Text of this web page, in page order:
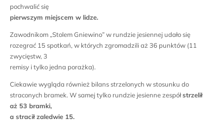
pochwalić się
pierwszym miejscem w lidze.
Zawodnikom „Stolem Gniewino” w rundzie jesiennej udało się
rozegrać 15 spotkań, w których zgromadzili aż 36 punktów (11
zwycięstw, 3
remisy i tylko jedna porażka).
Ciekawie wygląda również bilans strzelonych w stosunku do
straconych bramek. W samej tylko rundzie jesienne zespółstrzelił
aż 53 bramki,
a stracił zaledwie 15.